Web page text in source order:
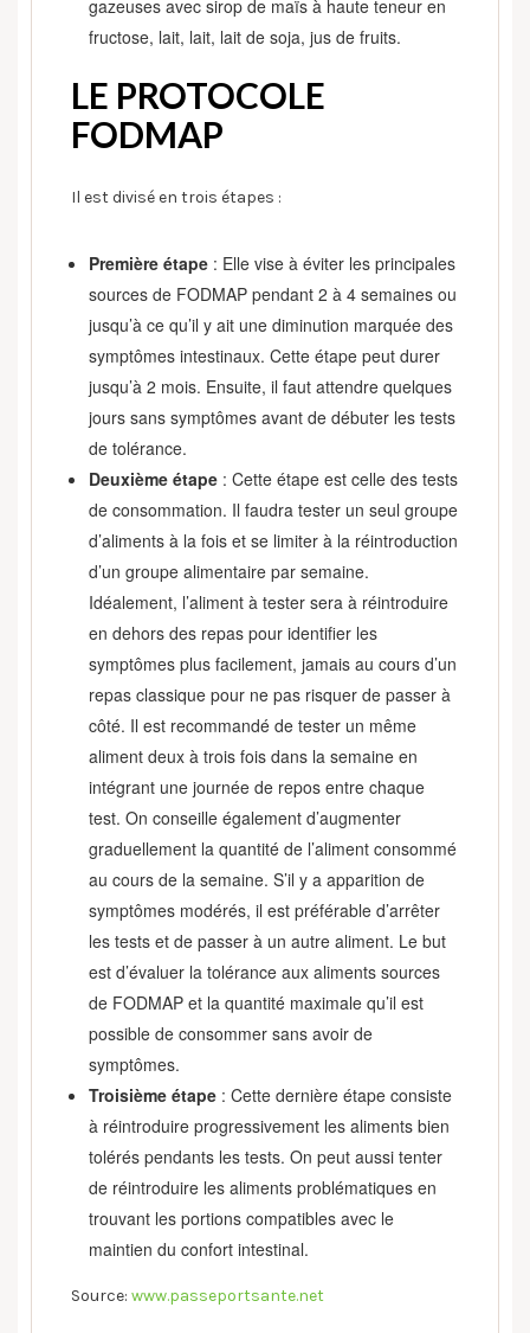
gazeuses avec sirop de maïs à haute teneur en
fructose, lait, lait, lait de soja, jus de fruits.
LE PROTOCOLE
FODMAP
Il est divisé en trois étapes :
Première étape : Elle vise à éviter les principales
sources de FODMAP pendant 2 à 4 semaines ou
jusqu’à ce qu’il y ait une diminution marquée des
symptômes intestinaux. Cette étape peut durer
jusqu’à 2 mois. Ensuite, il faut attendre quelques
jours sans symptômes avant de débuter les tests
de tolérance.
Deuxième étape : Cette étape est celle des tests
de consommation. Il faudra tester un seul groupe
d’aliments à la fois et se limiter à la réintroduction
d’un groupe alimentaire par semaine.
Idéalement, l’aliment à tester sera à réintroduire
en dehors des repas pour identifier les
symptômes plus facilement, jamais au cours d’un
repas classique pour ne pas risquer de passer à
côté. Il est recommandé de tester un même
aliment deux à trois fois dans la semaine en
intégrant une journée de repos entre chaque
test. On conseille également d’augmenter
graduellement la quantité de l’aliment consommé
au cours de la semaine. S’il y a apparition de
symptômes modérés, il est préférable d’arrêter
les tests et de passer à un autre aliment. Le but
est d’évaluer la tolérance aux aliments sources
de FODMAP et la quantité maximale qu’il est
possible de consommer sans avoir de
symptômes.
Troisième étape : Cette dernière étape consiste
à réintroduire progressivement les aliments bien
tolérés pendants les tests. On peut aussi tenter
de réintroduire les aliments problématiques en
trouvant les portions compatibles avec le
maintien du confort intestinal.
Source: www.passeportsante.net